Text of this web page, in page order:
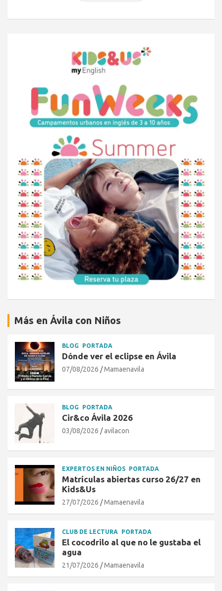
Más en Ávila con Niños
BLOG PORTADA
Dónde ver el eclipse en Ávila
07/08/2026 Mamaenavila
BLOG PORTADA
Cir&co Ávila 2026
03/08/2026 avilacon
EXPERTOS EN NIÑOS PORTADA
Matrículas abiertas curso 26/27 en
Kids&Us
27/07/2026 Mamaenavila
CLUB DE LECTURA PORTADA
El cocodrilo al que no le gustaba el
agua
21/07/2026 Mamaenavila